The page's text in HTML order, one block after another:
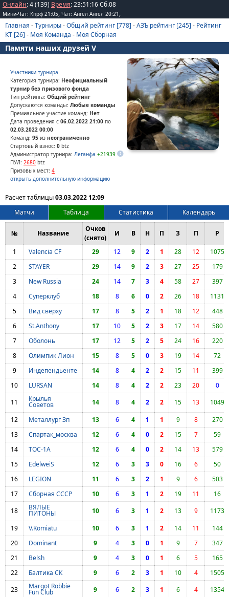
Онлайн: 4 (139) Время:23:51:16Сб.08
Мини-Чат: Кпрф 21:05, Чат: Ангел Ангел 20:21 ,
Главная -Турниры-Общий рейтинг [778] -АЗЪ рейтинг [245] - Рейтинг
КТ [26] - Моя Команда - Моя Сборная
Памяти наших друзей V
Участники турнира
Категория турнира: Неофициальный
турнир без призового фонда
Тип рейтинга: Общий рейтинг
Допускаются команды: Любые команды
Премиальное участие команд: Нет
Дата проведения с 06.02.2022 21:00 по
02.03.2022 00:00
Команд: 95 из неограниченно
Стартовый взнос: 0 btz
Администратор турнира: Леганфа +21939
ПУЛ: 2680 btz
Призовых мест: 4
открыть дополнительную информацию
Расчет таблицы03.03.2022 12:09
Матчи
Таблица Статистика Календарь
№ Название
Очков
(снято)
И В Н П З П Р
1 Valencia CF 29 12 9 2 1 28 12
1075
2
STAYER 29 14 9 2 3 27 25
179
3
New Russia 24 14 7 3 4 58 27
397
4
Суперклуб 18 8 6 0 2 26 18
1131
5
Вид сверху 17 8 5 2 1 18 12
448
6
St.Anthony 17 10 5 2 3 17 14
580
7
Оболонь 17 12 5 2 5 24 16
220
8
Олимпик Лион 15 8 5 0 3 19 14
72
9
Индепендьенте 14 8 4 2 2 15 11
399
10
LURSAN 14 8 4 2 2 23 20
0
11
Крылья
Советов 14 8 4 2 2 15 13
1049
12
Металлург Зп 13 6 4 1 1 9 8
270
13
Спартак_москва 12 6 4 0 2 15 7
59
14
ТОС-1А 12 6 4 0 2 14 13
579
15
EdelweiS 12 6 3 3 0 16 6
50
16
LEGION 11 6 3 2 1 9 6
503
17
Сборная СССР 10 6 3 1 2 19 11
16
18
ВЯЛЫЕ
ПИТОНЫ 10 6 3 1 2 13 9
1173
19
V.Komiatu 10 6 3 1 2 14 11
144
20
Dominant 9 4 3 0 1 9 7
347
21
Belsh 9 4 3 0 1 6 5
165
22
Балтика СК 9 6 2 3 1 10 4
1505
23
Margot Robbie
Fun Club 9 6 2 3 1 6 4
1354